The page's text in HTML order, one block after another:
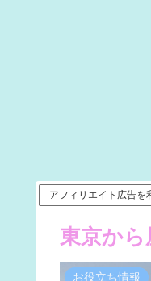
アフィリエイト広告を
東京から
お役立ち情報